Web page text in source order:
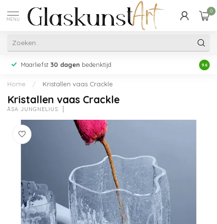
MENU
0
Maarliefst 30 dagen bedenktijd 9.6
Home / Kristallen vaas Crackle
Kristallen vaas Crackle
ÅSA JUNGNELIUS